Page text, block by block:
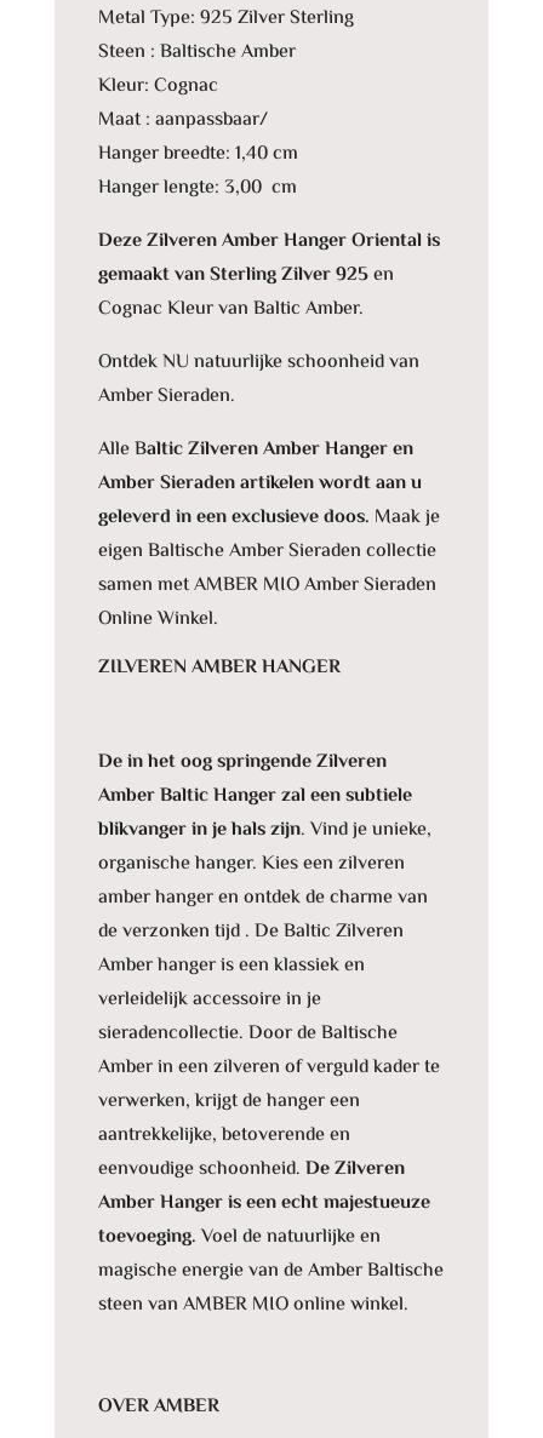
Metal Type: 925 Zilver Sterling
Steen : Baltische Amber
Kleur: Cognac
Maat : aanpassbaar/
Hanger breedte: 1,40 cm
Hanger lengte: 3,00 cm
Deze Zilveren Amber Hanger Oriental is
gemaakt van Sterling Zilver 925en
Cognac Kleur van Baltic Amber.
Ontdek NU natuurlijke schoonheid van
Amber Sieraden.
Alle Baltic Zilveren Amber Hanger en
Amber Sieraden artikelen wordt aan u
geleverd in een exclusieve doos. Maak je
eigen Baltische Amber Sieraden collectie
samen met AMBER MIO Amber Sieraden
Online Winkel.
ZILVEREN AMBER HANGER
De in het oog springende Zilveren
Amber Baltic Hanger zal een subtiele
blikvanger in je hals zijn. Vind je unieke,
organische hanger. Kies een zilveren
amber hanger en ontdek de charme van
de verzonken tijd . De Baltic Zilveren
Amber hanger is een klassiek en
verleidelijk accessoire in je
sieradencollectie. Door de Baltische
Amber in een zilveren of verguld kader te
verwerken, krijgt de hanger een
aantrekkelijke, betoverende en
eenvoudige schoonheid. De Zilveren
Amber Hanger is een echt majestueuze
toevoeging.Voel de natuurlijke en
magische energie van de Amber Baltische
steen van AMBER MIO online winkel.
OVER AMBER